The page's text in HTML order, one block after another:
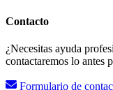
Contacto
¿Necesitas ayuda
contactaremos lo antes
Formulario de